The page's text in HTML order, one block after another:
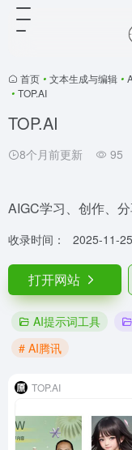
首页 • 文本生成与编辑 •
• TOP.AI
TOP.AI
8个月前更新 95
AIGC学习、创作、
收录时间： 2025-11-25
打开网站
AI提示词工具
# AI腾讯
TOP.AI